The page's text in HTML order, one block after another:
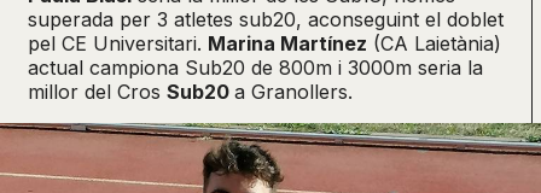
superada per 3 atletes sub20, aconseguint el doblet
pel CE Universitari. Marina Martínez (CA Laietània)
actual campiona Sub20 de 800m i 3000m seria la
millor del Cros Sub20 a Granollers.